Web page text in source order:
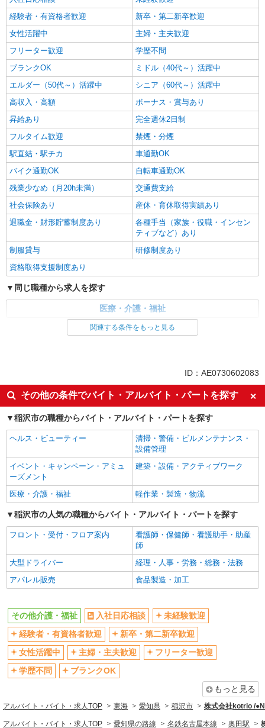
経験者・有資格者歓迎
新卒・第二新卒歓迎
女性活躍中
主婦・主夫歓迎
フリーター歓迎
学歴不問
ブランクOK
ミドル（40代～）活躍中
エルダー（50代～）活躍中
シニア（60代～）活躍中
高収入・高額
ボーナス・賞与あり
昇給あり
完全週休2日制
フルタイム歓迎
禁煙・分煙
駅直結・駅チカ
車通勤OK
バイク通勤OK
自転車通勤OK
残業少なめ（月20h未満）
交通費支給
社会保険あり
産休・育休取得実績あり
退職金・財形貯蓄制度あり
各種手当（家族・役職・インセン
ティブなど）あり
制服貸与
研修制度あり
資格取得支援制度あり
同じ職種から求人を探す
医療・介護・福祉
同じ特徴から求人を探す
交通費支給
社会保険あり
産休・育休取得実績あり
関連する条件をもっと見る
ID：AE0730602083
その他の条件でバイト・アルバイト・パートを探す
稲沢市の職種からバイト・アルバイト・パートを探す
ヘルス・ビューティー
清掃・警備・ビルメンテナンス・
設備管理
イベント・キャンペーン・アミュ
ーズメント
建築・設備・アクティブワーク
医療・介護・福祉 軽作業・製造・物流
稲沢市の人気の職種からバイト・アルバイト・パートを探す
フロント・受付・フロア案内
看護師・保健師・看護助手・助産
師
大型ドライバー
経理・人事・労務・総務・法務
アパレル販売
食品製造・加工
その他介護・福祉 入社日応相談
未経験歓迎
経験者・有資格者歓迎
新卒・第二新卒歓迎
女性活躍中
主婦・主夫歓迎
フリーター歓迎
学歴不問
ブランクOK
もっと見る
アルバイト・バイト・求人TOP 東海 愛知県 稲沢市 株式会社kotrio /
アルバイト・バイト・求人TOP 愛知県の路線 名鉄名古屋本線 奥田駅